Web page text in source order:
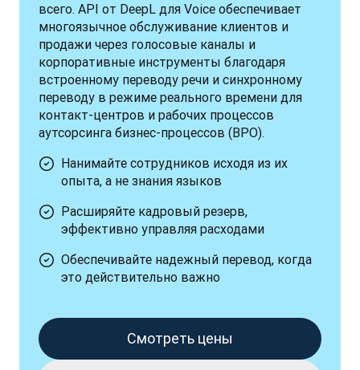
всего. API от DeepL для Voice обеспечивает
многоязычное обслуживание клиентов и
продажи через голосовые каналы и
корпоративные инструменты благодаря
встроенному переводу речи и синхронному
переводу в режиме реального времени для
контакт-центров и рабочих процессов
аутсорсинга бизнес-процессов (BPO).
Нанимайте сотрудников исходя из их
опыта, а не знания языков
Расширяйте кадровый резерв,
эффективно управляя расходами
Обеспечивайте надежный перевод, когда
это действительно важно
Смотреть цены